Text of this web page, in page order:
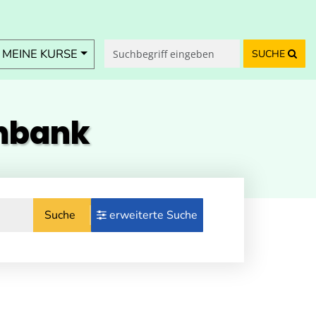
KURSE SUCHE
Suche erweiterte Suche